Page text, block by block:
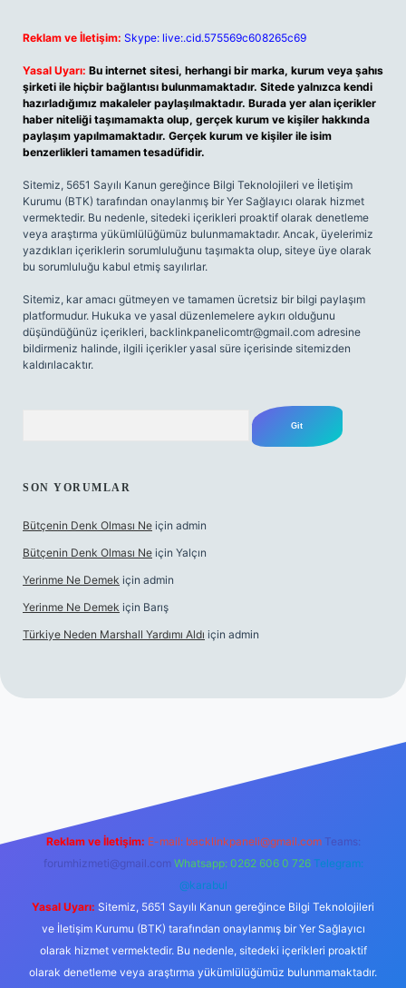
Reklam ve İletişim: Skype: live:.cid.575569c608265c69
Yasal Uyarı: Bu internet sitesi, herhangi bir marka, kurum veya şahıs
şirketi ile hiçbir bağlantısı bulunmamaktadır. Sitede yalnızca kendi
hazırladığımız makaleler paylaşılmaktadır. Burada yer alan içerikler
haber niteliği taşımamakta olup, gerçek kurum ve kişiler hakkında
paylaşım yapılmamaktadır. Gerçek kurum ve kişiler ile isim
benzerlikleri tamamen tesadüfidir.
Sitemiz, 5651 Sayılı Kanun gereğince Bilgi Teknolojileri ve İletişim
Kurumu (BTK) tarafından onaylanmış bir Yer Sağlayıcı olarak hizmet
vermektedir. Bu nedenle, sitedeki içerikleri proaktif olarak denetleme
veya araştırma yükümlülüğümüz bulunmamaktadır. Ancak, üyelerimiz
yazdıkları içeriklerin sorumluluğunu taşımakta olup, siteye üye olarak
bu sorumluluğu kabul etmiş sayılırlar.
Sitemiz, kar amacı gütmeyen ve tamamen ücretsiz bir bilgi paylaşım
platformudur. Hukuka ve yasal düzenlemelere aykırı olduğunu
düşündüğünüz içerikleri, backlinkpanelicomtr@gmail.com adresine
bildirmeniz halinde, ilgili içerikler yasal süre içerisinde sitemizden
kaldırılacaktır.
SON YORUMLAR
Bütçenin Denk Olması Ne için admin
Bütçenin Denk Olması Ne için Yalçın
Yerinme Ne Demek için admin
Yerinme Ne Demek için Barış
Türkiye Neden Marshall Yardımı Aldı için admin
hiltonbet yeni giriş
Reklam ve İletişim: E-mail: backlinkpaneli@gmail.com Teams:
forumhizmeti@gmail.com Whatsapp: 0262 606 0 726 Telegram:
@karabul
Yasal Uyarı: Sitemiz, 5651 Sayılı Kanun gereğince Bilgi Teknolojileri
ve İletişim Kurumu (BTK) tarafından onaylanmış bir Yer Sağlayıcı
olarak hizmet vermektedir. Bu nedenle, sitedeki içerikleri proaktif
olarak denetleme veya araştırma yükümlülüğümüz bulunmamaktadır.